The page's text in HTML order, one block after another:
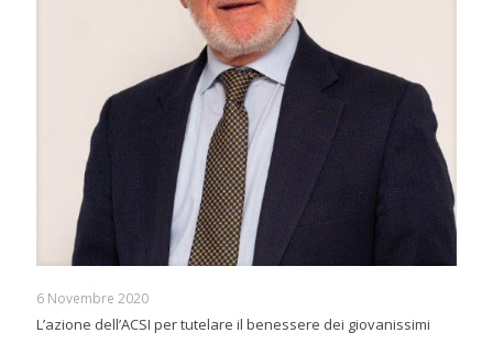
6 Novembre 2020
L’azione dell’ACSI per tutelare il benessere dei giovanissimi